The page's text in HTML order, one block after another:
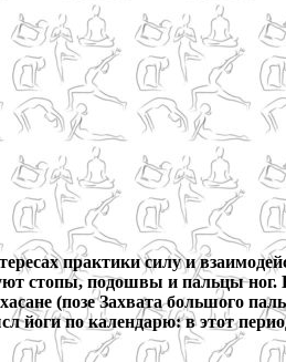
практики силу и
стопы, подошвы и пальцы
(позе Захвата большого
йоги по календарю: в этот